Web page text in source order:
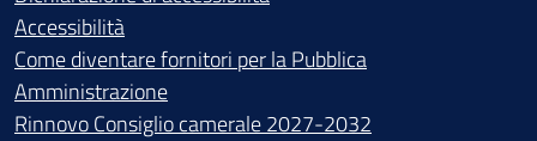
Accessibilità
Come diventare fornitori per la Pubblica
Amministrazione
Rinnovo Consiglio camerale 2027-2032